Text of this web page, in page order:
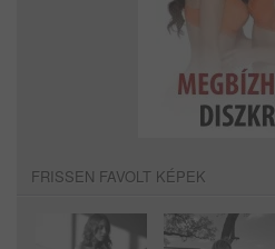
FRISSEN FAVOLT KÉPEK